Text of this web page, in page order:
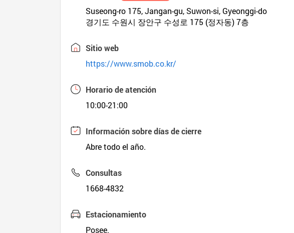
Suseong-ro 175, Jangan-gu, Suwon-si, Gyeonggi-do
경기도 수원시 장안구 수성로 175 (정자동) 7층
Sitio web
https://www.smob.co.kr/
Horario de atención
10:00-21:00
Información sobre días de cierre
Abre todo el año.
Consultas
1668-4832
Estacionamiento
Posee.